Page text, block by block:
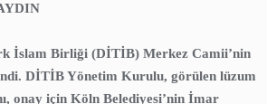
İslam Birliği (DİTİB) Merkez Camii’nin
DİTİB Yönetim Kurulu, görülen lüzum
onay için Köln Belediyesi’nin İmar